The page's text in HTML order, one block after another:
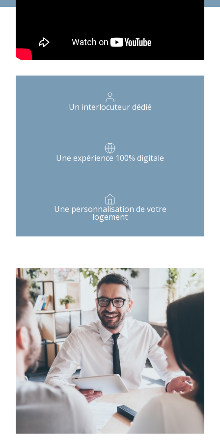
Un interlocuteur dédié
Une expérience 100% digitale
Une personnalisation de votre
logement